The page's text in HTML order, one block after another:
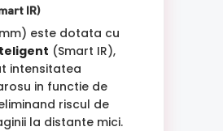
IR)
este dotata cu
(Smart IR),
intensitatea
in functie de
riscul de
la distante mici.